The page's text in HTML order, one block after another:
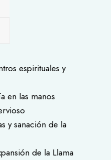
espirituales y
en las manos
y sanación de la
de la Llama